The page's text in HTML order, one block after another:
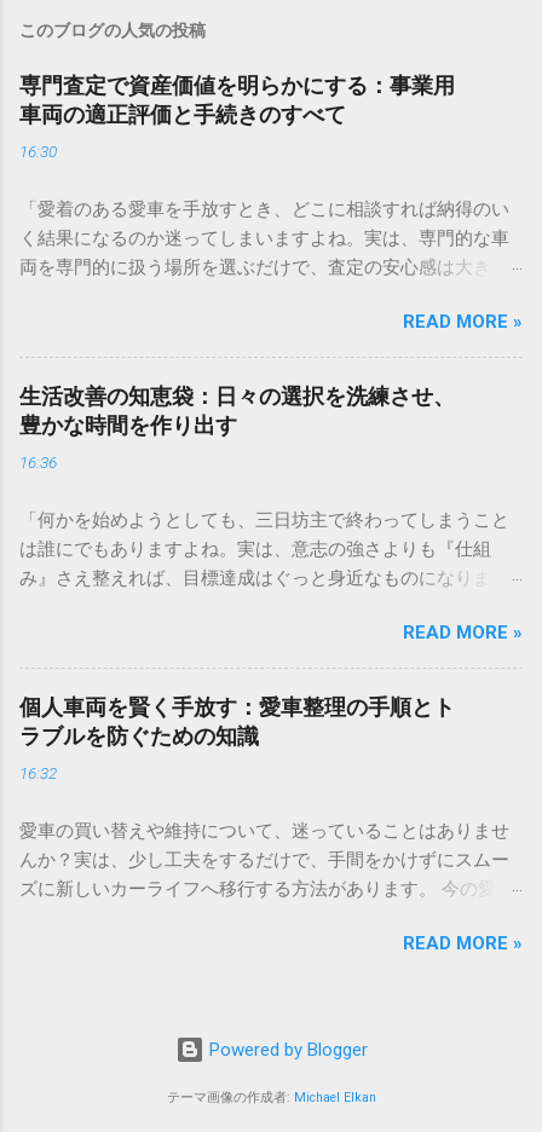
このブログの人気の投稿
専門査定で資産価値を明らかにする：事業用
車両の適正評価と手続きのすべて
16:30
「愛着のある愛車を手放すとき、どこに相談すれば納得のい
く結果になるのか迷ってしまいますよね。実は、専門的な車
両を専門的に扱う場所を選ぶだけで、査定の安心感は大きく
いるなら、まずは気軽に相談してみるのが近道ですよ。」 ✅
愛車の査定についてプロに相談してみる 「事業で使っている
車両、今の本当の価値はどれくらいだろう？」と考えたこと
はありませんか。日々の業務を支えるトラックや重機、営業
車などの車両は、企業にとって大切な資産です。しかし、い
ざその価値を正確に把握しようとすると、計算方法が複雑だ
いものです。 資産の評価が曖昧なままだと、買い替えのタイ
ミングを逃したり、経理上の処理で思わぬ不利益を被ったり
する可能性もあります。この記事では、専門的な視点から事
るための具体的なポイントを解説します。 専門査定が事業運
営にもたらす信頼と透明性 事業用資産の管理において、客観
的な数値で価値を証明できることは、経営の健全性を示す重
要な要素となります。単なる帳簿上の数字ではなく、プロの
観的な評価基準の重要性 車両の価値は、単に年式や走行距離
だけで決まるわけではありません。中古車市場全体での需
要、業界ごとの景気動向、さらには輸出市場での人気など、
多角的な要因が絡み合っています。 専門の鑑定機関や業者
は、膨大な取引データを基に「今、その車両がいくらで取引
が可能になります。これにより、経営判断の精度が飛躍的に
る 「なぜこの価格になったのか」が明確でないと、後々のト
READ MORE »
生活改善の知恵袋：日々の選択を洗練させ、
豊かな時間を作り出す
16:36
「何かを始めようとしても、三日坊主で終わってしまうこと
は誰にでもありますよね。実は、意志の強さよりも『仕組
み』さえ整えれば、目標達成はぐっと身近なものになりま
めの新しいトレーニング習慣を身につけてみませんか。」 ✅
目標達成のための習慣化トレーニングを詳しく見る 「毎日が
慌ただしく過ぎてしまい、やりたいことに手が回らない」
「もっと効率よく過ごせれば、心に余裕が持てるのに」と感
じることはありませんか。現代社会は情報やモノがあふれて
おり、私たちは無意識のうちに多くのリソースを消費してい
るだけでなく、自分にとって本当に価値のあるものを見極め
る力が必要です。 日々の何気ない選択を少しだけ洗練させる
ことで、驚くほど自由に使える時間が増え、精神的な充足感
能な豊かな毎日を築くための実践的なメソッドを詳しくお届
し、余計な負担を削ぎ落とすことから始まります。エネルギ
けでなく、個人のライフスタイルにおいても極めて有効な戦
READ MORE »
個人車両を賢く手放す：愛車整理の手順とト
ラブルを防ぐための知識
16:32
愛車の買い替えや維持について、迷っていることはありませ
んか？実は、少し工夫をするだけで、手間をかけずにスムー
ズに新しいカーライフへ移行する方法があります。 今の愛車
選ぶこと。この2つのポイントを押さえておくだけで、車選び
た。 ＞ [まずは愛車の今の価値を調べてみる] ＞ [無理のない
月額プランをチェックする] 「長年連れ添った愛車だけど、最
近は乗る機会が減ってしまった」「家族構成が変わって、今
READ MORE »
Powered by Blogger
テーマ画像の作成者: Michael Elkan